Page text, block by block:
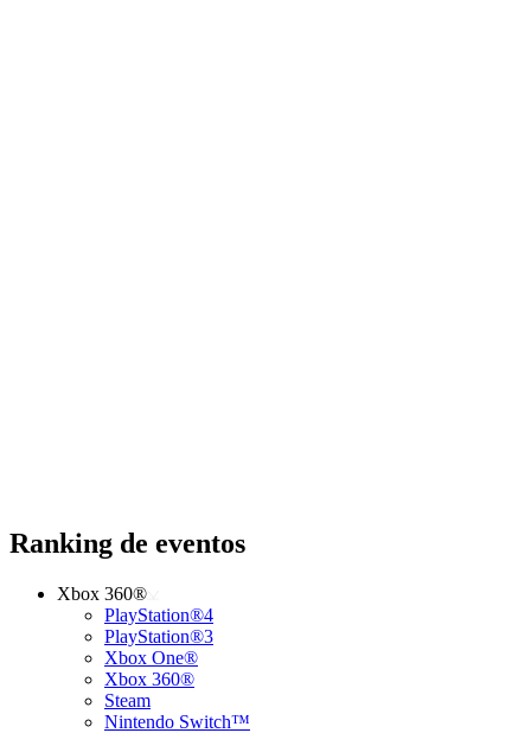
Ranking de eventos
Xbox 360®
PlayStation®4
PlayStation®3
Xbox One®
Xbox 360®
Steam
Nintendo Switch™